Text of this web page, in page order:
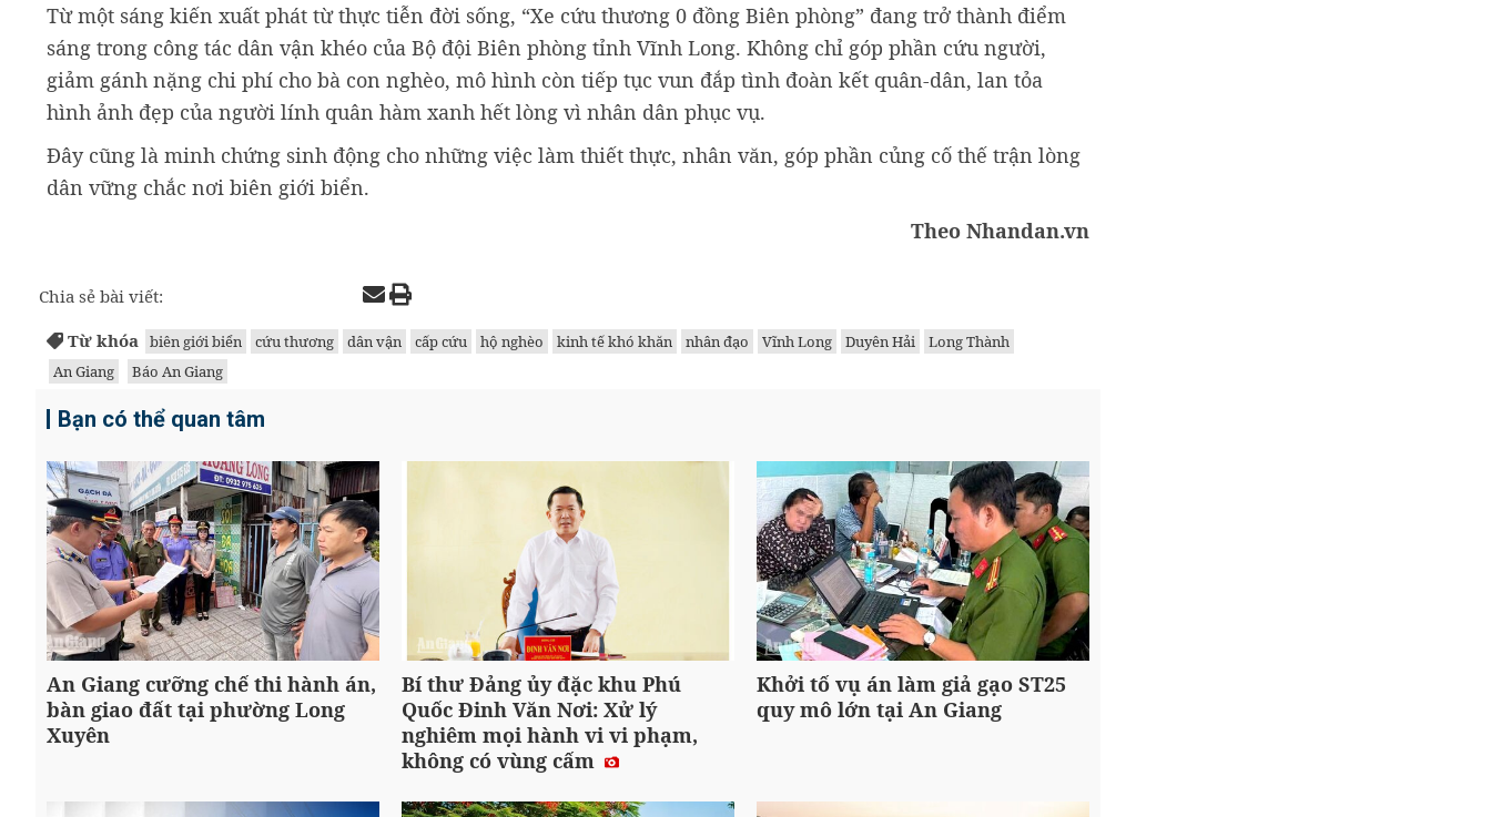
Từ một sáng kiến xuất phát từ thực tiễn đời sống, “Xe cứu thương 0 đồng Biên phòng” đang trở thành điểm
sáng trong công tác dân vận khéo của Bộ đội Biên phòng tỉnh Vĩnh Long. Không chỉ góp phần cứu người,
giảm gánh nặng chi phí cho bà con nghèo, mô hình còn tiếp tục vun đắp tình đoàn kết quân-dân, lan tỏa
hình ảnh đẹp của người lính quân hàm xanh hết lòng vì nhân dân phục vụ.
Đây cũng là minh chứng sinh động cho những việc làm thiết thực, nhân văn, góp phần củng cố thế trận lòng
dân vững chắc nơi biên giới biển.
Theo Nhandan.vn
Chia sẻ bài viết:
Từ khóa
biên giới biển cứu thương dân vận cấp cứu hộ nghèo kinh tế khó khăn nhân đạo Vĩnh Long Duyên Hải
Long Thành
An Giang
Báo An Giang
Bạn có thể quan tâm
An Giang cưỡng chế thi hành án,
bàn giao đất tại phường Long
Xuyên
Bí thư Đảng ủy đặc khu Phú
Quốc Đinh Văn Nơi: Xử lý
nghiêm mọi hành vi vi phạm,
không có vùng cấm
Khởi tố vụ án làm giả gạo ST25
quy mô lớn tại An Giang